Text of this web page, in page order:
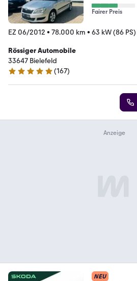
Fairer Preis
EZ 06/2012 • 78.000 km • 63 kW (86 PS)
Rössiger Automobile
33647 Bielefeld
4.9 Sterne
(167)
NEU